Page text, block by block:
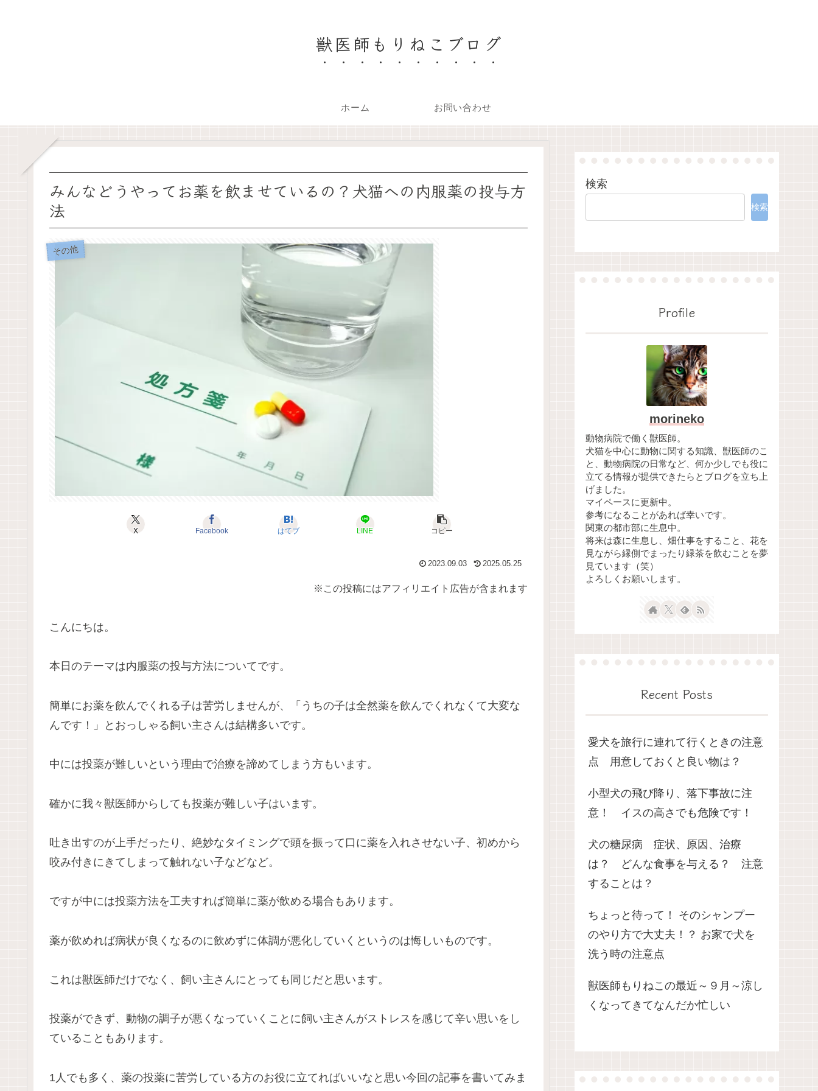
獣医師もりねこブログ
ホーム お問い合わせ
みんなどうやってお薬を飲ませているの？犬猫への内服薬の投与方
法
その他
X Facebook はてブ LINE コピー
2023.09.03 2025.05.25
※この投稿にはアフィリエイト広告が含まれます
こんにちは。
本日のテーマは内服薬の投与方法についてです。
簡単にお薬を飲んでくれる子は苦労しませんが、「うちの子は全然薬を飲んでくれなくて大変な
んです！」とおっしゃる飼い主さんは結構多いです。
中には投薬が難しいという理由で治療を諦めてしまう方もいます。
確かに我々獣医師からしても投薬が難しい子はいます。
吐き出すのが上手だったり、絶妙なタイミングで頭を振って口に薬を入れさせない子、初めから
咬み付きにきてしまって触れない子などなど。
ですが中には投薬方法を工夫すれば簡単に薬が飲める場合もあります。
薬が飲めれば病状が良くなるのに飲めずに体調が悪化していくというのは悔しいものです。
これは獣医師だけでなく、飼い主さんにとっても同じだと思います。
投薬ができず、動物の調子が悪くなっていくことに飼い主さんがストレスを感じて辛い思いをし
ていることもあります。
1人でも多く、薬の投薬に苦労している方のお役に立てればいいなと思い今回の記事を書いてみま
検索
検索
Profile
morineko
動物病院で働く獣医師。
犬猫を中心に動物に関する知識、獣医師のこ
と、動物病院の日常など、何か少しでも役に
立てる情報が提供できたらとブログを立ち上
げました。
マイペースに更新中。
参考になることがあれば幸いです。
関東の都市部に生息中。
将来は森に生息し、畑仕事をすること、花を
見ながら縁側でまったり緑茶を飲むことを夢
見ています（笑）
よろしくお願いします。
Recent Posts
愛犬を旅行に連れて行くときの注意
点 用意しておくと良い物は？
小型犬の飛び降り、落下事故に注
意！ イスの高さでも危険です！
犬の糖尿病 症状、原因、治療
は？ どんな食事を与える？ 注意
することは？
ちょっと待って！ そのシャンプー
のやり方で大丈夫！？ お家で犬を
洗う時の注意点
獣医師もりねこの最近～９月～涼し
くなってきてなんだか忙しい